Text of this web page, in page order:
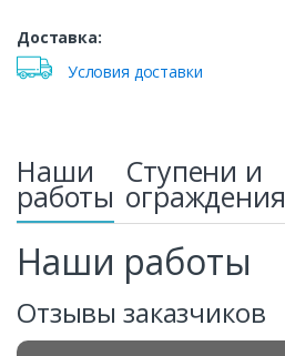
Доставка:
Условия доставки
Наши
работы
Ступени и
ограждения
Наши работы
Отзывы заказчиков